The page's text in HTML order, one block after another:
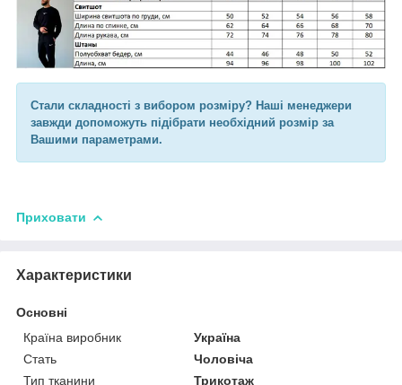
Стали складності з вибором розміру? Наші менеджери
завжди допоможуть підібрати необхідний розмір за
Вашими параметрами.
Приховати
Характеристики
Основні
Країна виробник
Україна
Стать
Чоловіча
Тип тканини
Трикотаж